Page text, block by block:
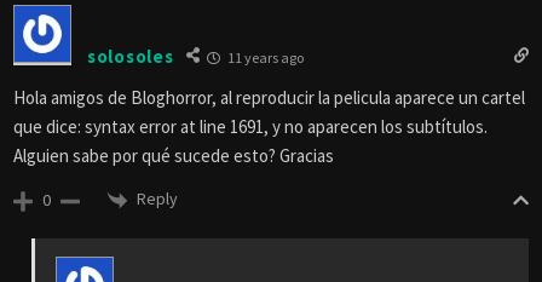
solosoles 11 years ago
Hola amigos de Bloghorror, al reproducir la pelicula aparece un cartel
que dice: syntax error at line 1691, y no aparecen los subtítulos.
Alguien sabe por qué sucede esto? Gracias
0 Reply